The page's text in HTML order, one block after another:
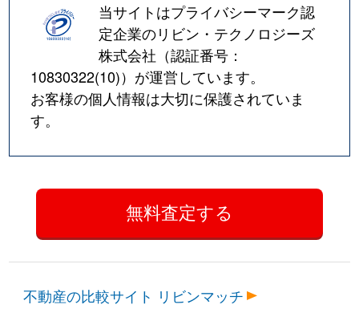
当サイトはプライバシーマーク認
定企業のリビン・テクノロジーズ
株式会社（認証番号：
10830322(10)）が運営しています。
お客様の個人情報は大切に保護されていま
す。
不動産の比較サイト リビンマッチ